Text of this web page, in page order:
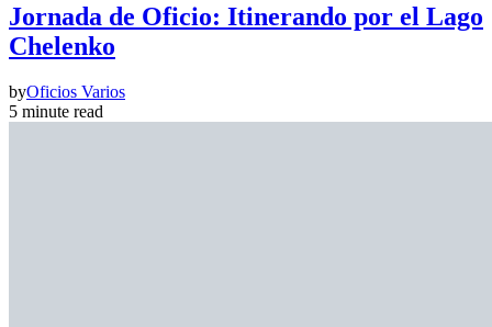
Jornada de Oficio: Itinerando por el Lago
Chelenko
byOficios Varios
5 minute read